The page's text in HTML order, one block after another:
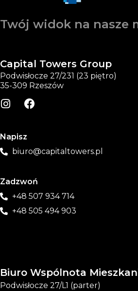
Twój widok na nasze
Capital Towers Group
Podwisłocze 27/231 (23 piętro)
35-309 Rzeszów
Napisz
biuro@capitaltowers.pl
Zadzwoń
+48 507 934 714
+48 505 494 903
Biuro Wspólnota
Podwisłocze 27/L1 (parter)